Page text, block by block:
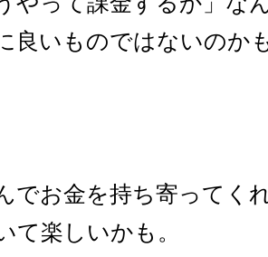
良いものではないのか
でお金を持ち寄ってく
て楽しいかも。